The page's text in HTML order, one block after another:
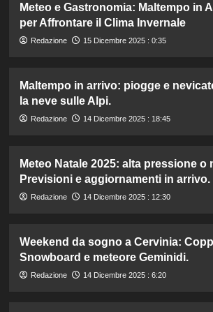
Meteo e Gastronomia: Maltempo in
per Affrontare il Clima Invernale
Redazione 15 Dicembre 2025 : 0:35
Maltempo in arrivo: piogge e
la neve sulle Alpi.
Redazione 14 Dicembre 2025 : 18:45
Meteo Natale 2025: alta pressione o
Previsioni e aggiornamenti in arrivo.
Redazione 14 Dicembre 2025 : 12:30
Weekend da sogno a Cervinia:
Snowboard e meteore Geminidi.
Redazione 14 Dicembre 2025 : 6:20